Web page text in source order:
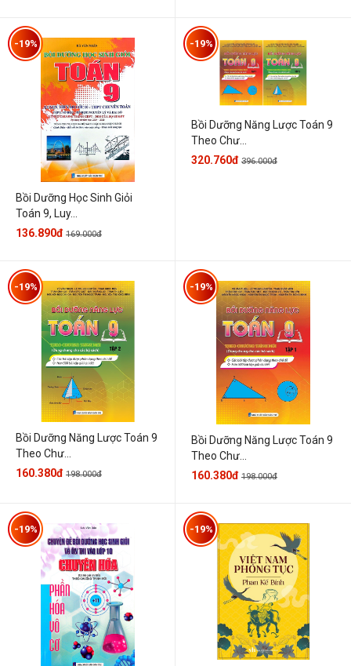
Bồi Dưỡng Học Sinh Giỏi
Toán 9, Luy...
-19%
136.890đ 169.000đ
Bồi Dưỡng Năng Lược Toán 9
Theo Chư...
-19%
320.760đ 396.000đ
Bồi Dưỡng Năng Lược Toán 9
Theo Chư...
-19%
160.380đ 198.000đ
Bồi Dưỡng Năng Lược Toán 9
Theo Chư...
-19%
160.380đ 198.000đ
-19% -19%